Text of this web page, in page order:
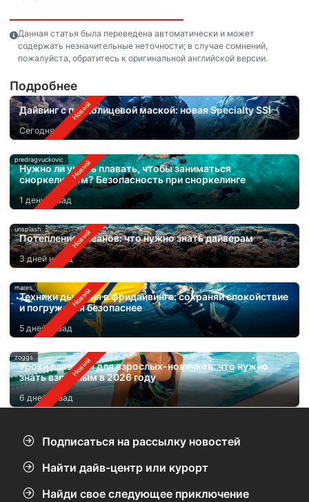
Данная статья была переведена автоматически и может
содержать незначительные неточности; в случае сомнений,
пожалуйста, обратитесь к оригинальной английской версии.
Подробнее
Дайвинг с полнолицевой маской: новая Specialty SSI
Сегодня
predragvuckovic
Нужно ли уметь плавать, чтобы заниматься
сноркелингом? Безопасность при сноркелинге
1 день назад
unsplash
Потепление океанов: что нужно знать дайверам
3 дней назад
mares
Техники дыхания в фридайвинге: сохраняй спокойствие
и погружайся безопаснее
5 дней назад
zoggs
Уроки плавания для взрослых-новичков: что нужно
знать взрослым в 2026 году
6 дней назад
Подписаться на рассылку новостей
Найти дайв-центр или курорт
Найди свое следующее приключение